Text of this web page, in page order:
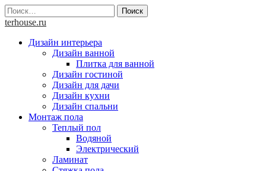
Skip
to
Найти:
terhouse.ru
Дизайн интерьера
Дизайн ванной
Плитка для ванной
Дизайн гостиной
Дизайн для дачи
Дизайн кухни
Дизайн спальни
Монтаж пола
Теплый пол
Водяной
Электрический
Ламинат